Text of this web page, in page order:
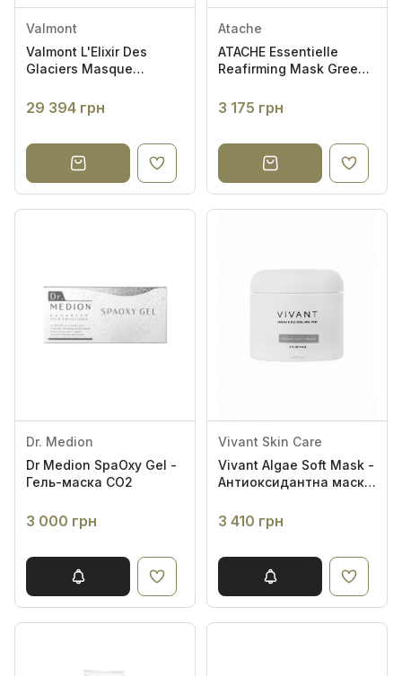
Valmont
Valmont L'Elixir Des
Glaciers Masque
- Еліксир льодовиків
велична крем-маска
29 394 грн
Atache
ATACHE Essentielle
Reafirming Mask Green
Відновлювальна і
заспокійлива маска з
чаю
3 175 грн
Dr. Medion
Dr Medion SpaOxy Gel -
Гель-маска СО2
3 000 грн
Vivant Skin Care
Vivant Algae Soft Mask -
Антиоксидантна маска
3 410 грн